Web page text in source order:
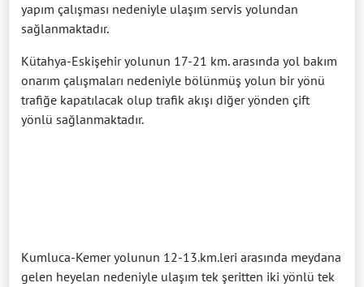
yapım çalışması nedeniyle ulaşım servis yolundan
sağlanmaktadır.
Kütahya-Eskişehir yolunun 17-21 km. arasında yol bakım
onarım çalışmaları nedeniyle bölünmüş yolun bir yönü
trafiğe kapatılacak olup trafik akışı diğer yönden çift
yönlü sağlanmaktadır.
Kumluca-Kemer yolunun 12-13.km.leri arasında meydana
gelen heyelan nedeniyle ulaşım tek şeritten iki yönlü tek